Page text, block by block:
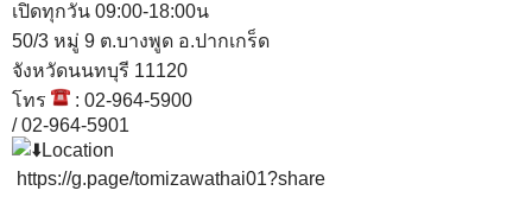
เปิดทุกวัน 09:00-18:00น
50/3 หมู่ 9 ต.บางพูด อ.ปากเกร็ด
จังหวัดนนทบุรี 11120
โทร
: 02-964-5900
/ 02-964-5901
Location
https://g.page/tomizawathai01?share